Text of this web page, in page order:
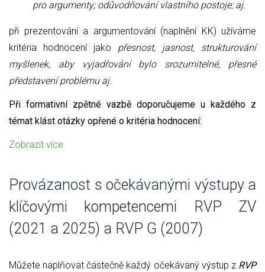
pro argumenty; odůvodňování vlastního postoje; aj.
při prezentování a argumentování (naplnění KK) užíváme
kritéria hodnocení jako přesnost, jasnost, strukturování
myšlenek, aby vyjadřování bylo srozumitelné, přesné
představení problému aj.
Při formativní zpětné vazbě doporučujeme u každého z
témat klást otázky opřené o kritéria hodnocení:
Zobrazit více
Provázanost s očekávanými výstupy a
klíčovými kompetencemi RVP ZV
(2021 a 2025) a RVP G (2007)
Můžete naplňovat částečně každý očekávaný výstup z RVP